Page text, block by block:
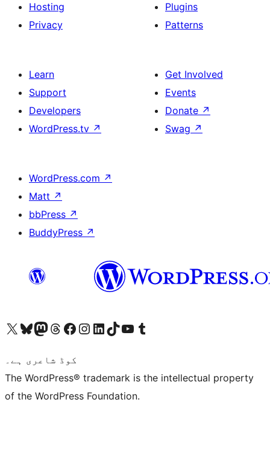
Hosting
Privacy
Plugins
Patterns
Learn
Support
Developers
WordPress.tv ↗
Get Involved
Events
Donate ↗
Swag ↗
WordPress.com ↗
Matt ↗
bbPress ↗
BuddyPress ↗
Visit our X (formerly Twitter) account
ہمارے بلیواسکائی اکاؤنٹ پر جائیں
Visit our Mastodon account
ہمارے ٹھریڈز اکاؤنٹ پر جائیں
Visit our Facebook page
Visit our Instagram account
Visit our LinkedIn account
ہمارے ٹک ٹاک اکاؤنٹ پر جائیں
Visit our YouTube channel
ہمارے ٹمبلر اکاؤنٹ پر جائیں
کوڈ شاعری ہے۔
The WordPress® trademark is the intellectual property
of the WordPress Foundation.